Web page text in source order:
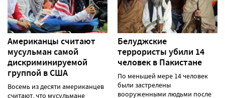
Американцы считают
мусульман самой
дискриминируемой
группой в США
Восемь из десяти американцев
считают, что мусульмане
Белуджские
террористы убили 14
человек в Пакистане
По меньшей мере 14 человек
были застрелены
вооруженными людьми после